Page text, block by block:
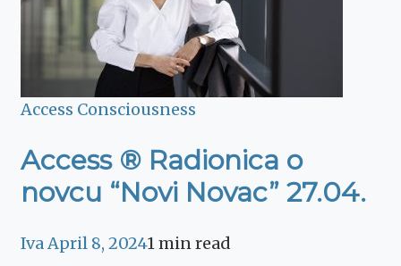
Access Consciousness
Access ® Radionica o
novcu “Novi Novac” 27.04.
Iva April 8, 20241 min read